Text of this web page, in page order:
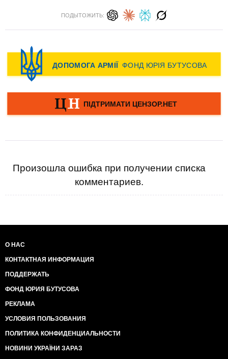
ПОДЫТОЖИТЬ:
Произошла ошибка при получении списка
комментариев.
О НАС
КОНТАКТНАЯ ИНФОРМАЦИЯ
ПОДДЕРЖАТЬ
ФОНД ЮРИЯ БУТУСОВА
РЕКЛАМА
УСЛОВИЯ ПОЛЬЗОВАНИЯ
ПОЛИТИКА КОНФИДЕНЦИАЛЬНОСТИ
НОВИНИ УКРАЇНИ ЗАРАЗ